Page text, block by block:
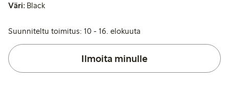
Väri: Black
Suunniteltu toimitus: 10 - 16. elokuuta
Ilmoita minulle